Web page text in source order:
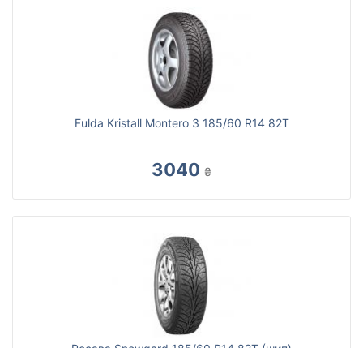
Fulda Kristall Montero 3 185/60 R14 82T
3040 ₴